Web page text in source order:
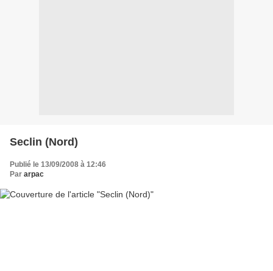
Seclin (Nord)
Publié le 13/09/2008 à 12:46
Par arpac